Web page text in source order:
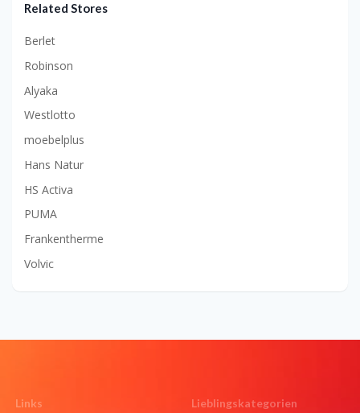
Related Stores
Berlet
Robinson
Alyaka
Westlotto
moebelplus
Hans Natur
HS Activa
PUMA
Frankentherme
Volvic
Links Lieblingskategorien